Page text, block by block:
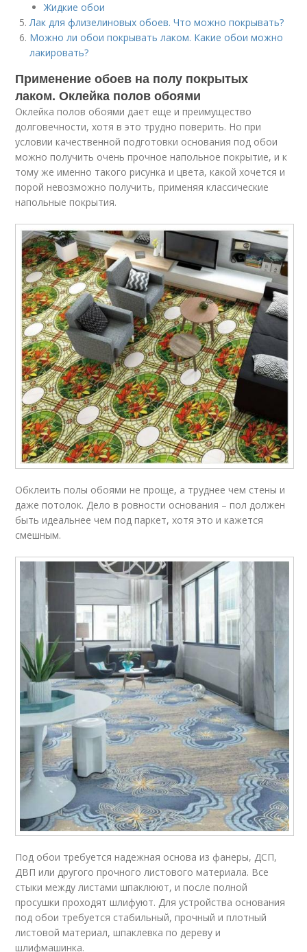
Жидкие обои
Лак для флизелиновых обоев. Что можно покрывать?
Можно ли обои покрывать лаком. Какие обои можно
лакировать?
Применение обоев на полу покрытых
лаком. Оклейка полов обоями
Оклейка полов обоями дает еще и преимущество
долговечности, хотя в это трудно поверить. Но при
условии качественной подготовки основания под обои
можно получить очень прочное напольное покрытие, и к
тому же именно такого рисунка и цвета, какой хочется и
порой невозможно получить, применяя классические
напольные покрытия.
Обклеить полы обоями не проще, а труднее чем стены и
даже потолок. Дело в ровности основания – пол должен
быть идеальнее чем под паркет, хотя это и кажется
смешным.
Под обои требуется надежная основа из фанеры, ДСП,
ДВП или другого прочного листового материала. Все
стыки между листами шпаклюют, и после полной
просушки проходят шлифуют. Для устройства основания
под обои требуется стабильный, прочный и плотный
листовой материал, шпаклевка по дереву и
шлифмашинка.